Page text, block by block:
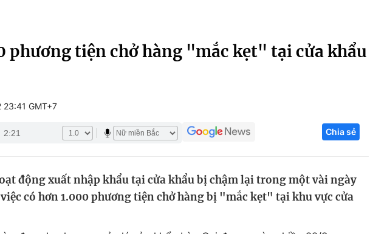
Infographic
lịch
lượng cuộc sống
Tuyển sinh
Hitech Công
Thị trường
phương tiện chở hàng "mắc kẹt" tại cửa khẩu
GMT+7
2:21 Chia sẻ
động xuất nhập khẩu tại cửa khẩu bị chậm lại trong một vài ngày
có hơn 1.000 phương tiện chở hàng bị "mắc kẹt" tại khu vực cửa